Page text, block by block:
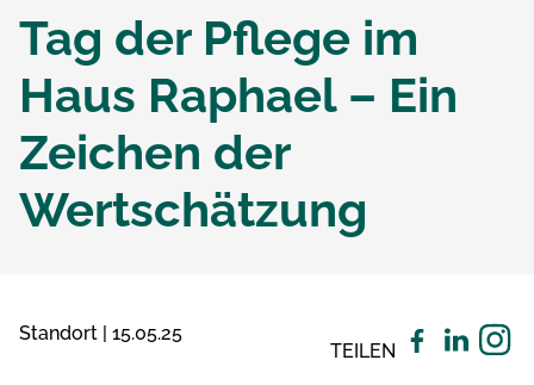
Tag der Pflege im
Haus Raphael – Ein
Zeichen der
Wertschätzung
Standort | 15.05.25
TEILEN